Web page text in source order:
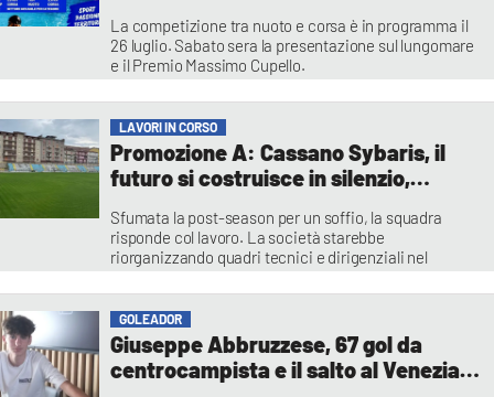
La competizione tra nuoto e corsa è in programma il
26 luglio. Sabato sera la presentazione sul lungomare
e il Premio Massimo Cupello.
LAVORI IN CORSO
Promozione A: Cassano Sybaris, il
futuro si costruisce in silenzio,
Sfumata la post-season per un soffio, la squadra
risponde col lavoro. La società starebbe
riorganizzando quadri tecnici e dirigenziali nel
Franco Sangiovanni
GOLEADOR
Giuseppe Abbruzzese, 67 gol da
centrocampista e il salto al Venezia